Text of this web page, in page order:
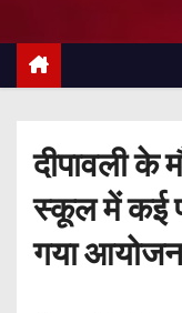
दीपावली के
स्कूल में कई
गया आयोजन